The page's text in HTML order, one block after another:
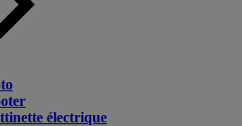
électrique